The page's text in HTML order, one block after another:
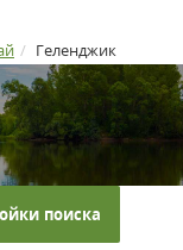
Геленджик
поиска